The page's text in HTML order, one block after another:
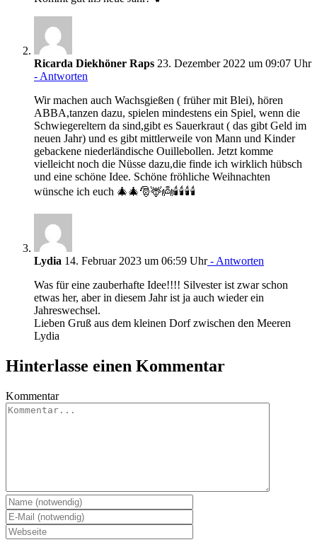
Ricarda Diekhöner Raps 23. Dezember 2022 um 09:07 Uhr
- Antworten
Wir machen auch Wachsgießen ( früher mit Blei), hören
ABBA,tanzen dazu, spielen mindestens ein Spiel, wenn die
Schwiegereltern da sind,gibt es Sauerkraut ( das gibt Geld im
neuen Jahr) und es gibt mittlerweile von Mann und Kinder
gebackene niederländische Ouillebollen. Jetzt komme
vielleicht noch die Nüsse dazu,die finde ich wirklich hübsch
und eine schöne Idee. Schöne fröhliche Weihnachten
wünsche ich euch 🎄🎄🎅🦌👼🕯️🕯️🕯️🕯️
Lydia 14. Februar 2023 um 06:59 Uhr- Antworten
Was für eine zauberhafte Idee!!!! Silvester ist zwar schon
etwas her, aber in diesem Jahr ist ja auch wieder ein
Jahreswechsel.
Lieben Gruß aus dem kleinen Dorf zwischen den Meeren
Lydia
Hinterlasse einen Kommentar
Kommentar